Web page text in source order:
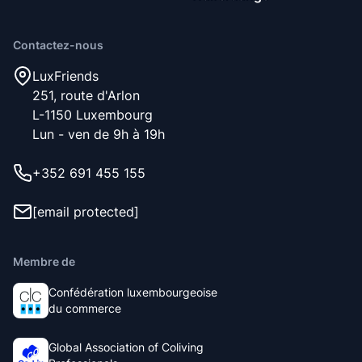
nous aurons une place de libre. Nous sélectionnons les
fondamentales de notre communauté, à savoir être
Contactez-nous
LuxFriends
251, route d'Arlon
L-1150 Luxembourg
Lun - ven de 9h à 19h
+352 691 455 155
[email protected]
Membre de
Confédération luxembourgeoise
du commerce
Global Association of Coliving